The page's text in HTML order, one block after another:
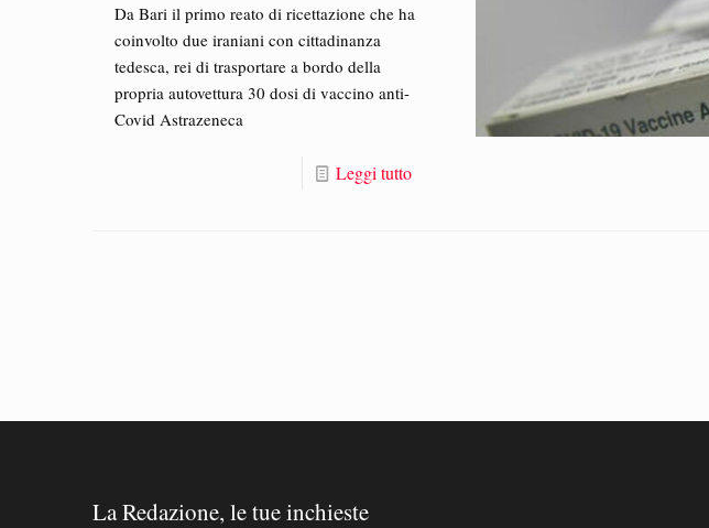
Da Bari il primo reato di ricettazione che ha
coinvolto due iraniani con cittadinanza
tedesca, rei di trasportare a bordo della
propria autovettura 30 dosi di vaccino anti-
Covid Astrazeneca
Leggi tutto
La Redazione, le tue inchieste